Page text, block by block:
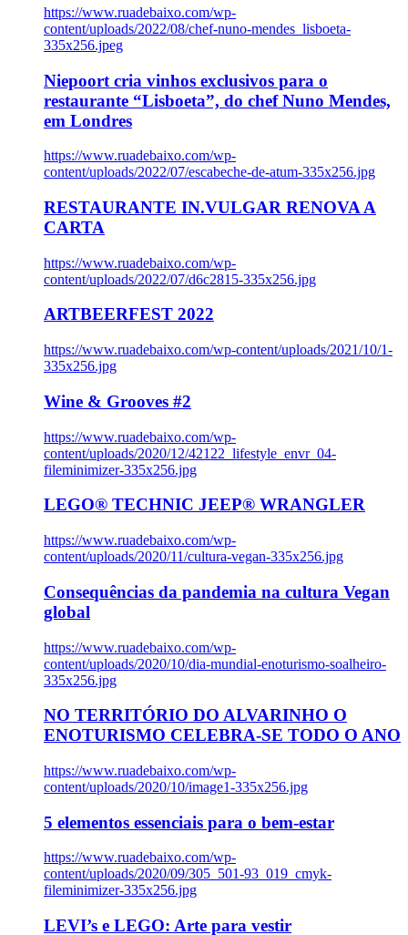
https://www.ruadebaixo.com/wp-
content/uploads/2022/08/chef-nuno-mendes_lisboeta-
335x256.jpeg
Niepoort cria vinhos exclusivos para o
restaurante “Lisboeta”, do chef Nuno Mendes,
em Londres
https://www.ruadebaixo.com/wp-
content/uploads/2022/07/escabeche-de-atum-335x256.jpg
RESTAURANTE IN.VULGAR RENOVA A
CARTA
https://www.ruadebaixo.com/wp-
content/uploads/2022/07/d6c2815-335x256.jpg
ARTBEERFEST 2022
https://www.ruadebaixo.com/wp-content/uploads/2021/10/1-
335x256.jpg
Wine & Grooves #2
https://www.ruadebaixo.com/wp-
content/uploads/2020/12/42122_lifestyle_envr_04-
fileminimizer-335x256.jpg
LEGO® TECHNIC JEEP® WRANGLER
https://www.ruadebaixo.com/wp-
content/uploads/2020/11/cultura-vegan-335x256.jpg
Consequências da pandemia na cultura Vegan
global
https://www.ruadebaixo.com/wp-
content/uploads/2020/10/dia-mundial-enoturismo-soalheiro-
335x256.jpg
NO TERRITÓRIO DO ALVARINHO O
ENOTURISMO CELEBRA-SE TODO O ANO
https://www.ruadebaixo.com/wp-
content/uploads/2020/10/image1-335x256.jpg
5 elementos essenciais para o bem-estar
https://www.ruadebaixo.com/wp-
content/uploads/2020/09/305_501-93_019_cmyk-
fileminimizer-335x256.jpg
LEVI’s e LEGO: Arte para vestir